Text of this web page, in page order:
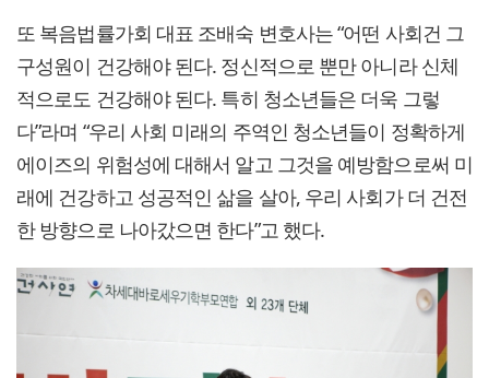
또 복음법률가회 대표 조배숙 변호사는 “어떤 사회건 그
구성원이 건강해야 된다. 정신적으로 뿐만 아니라 신체
적으로도 건강해야 된다. 특히 청소년들은 더욱 그렇
다”라며 “우리 사회 미래의 주역인 청소년들이 정확하게
에이즈의 위험성에 대해서 알고 그것을 예방함으로써 미
래에 건강하고 성공적인 삶을 살아, 우리 사회가 더 건전
한 방향으로 나아갔으면 한다”고 했다.